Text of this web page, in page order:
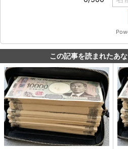
この記事を読まれたあ